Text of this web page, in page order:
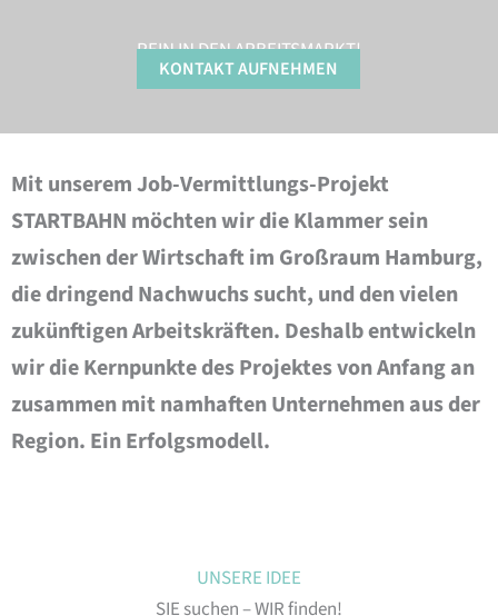
REIN IN DEN ARBEITSMARKT!
KONTAKT AUFNEHMEN
Mit unserem Job-Vermittlungs-Projekt
STARTBAHN möchten wir die Klammer sein
zwischen der Wirtschaft im Großraum Hamburg,
die dringend Nachwuchs sucht, und den vielen
zukünftigen Arbeitskräften. Deshalb entwickeln
wir die Kernpunkte des Projektes von Anfang an
zusammen mit namhaften Unternehmen aus der
Region. Ein Erfolgsmodell.
UNSERE IDEE
SIE suchen – WIR finden!